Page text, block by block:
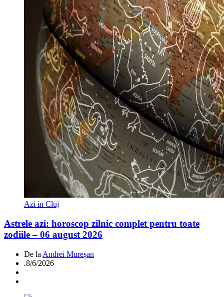
Azi in Cluj
Astrele azi: horoscop zilnic complet pentru toate
zodiile – 06 august 2026
De la Andrei Mureșan
.8/6/2026